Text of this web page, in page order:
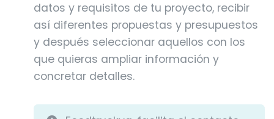
datos y requisitos de tu proyecto, recibir
así diferentes propuestas y presupuestos
y después seleccionar aquellos con los
que quieras ampliar información y
concretar detalles.